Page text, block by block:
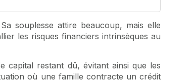
souplesse attire beaucoup, mais elle
les risques financiers intrinsèques au
capital restant dû, évitant ainsi que les
où une famille contracte un crédit